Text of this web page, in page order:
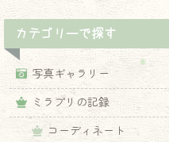
カテゴリーで探す
写真ギャラリー
ミラプリの記録
コーディネート